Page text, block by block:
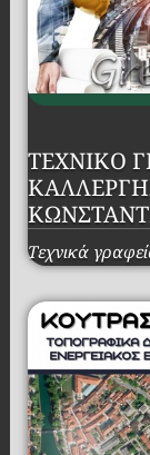
ΤΕΧΝΙΚΟ
Τεχνικά